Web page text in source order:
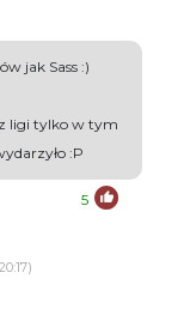
jak Sass :)
ligi tylko w tym
:P
5